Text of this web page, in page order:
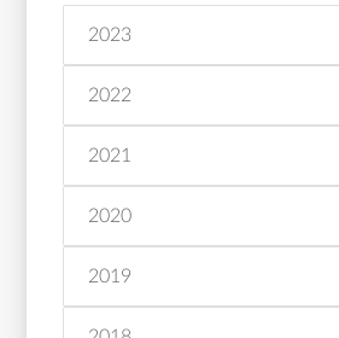
2023
2022
2021
2020
2019